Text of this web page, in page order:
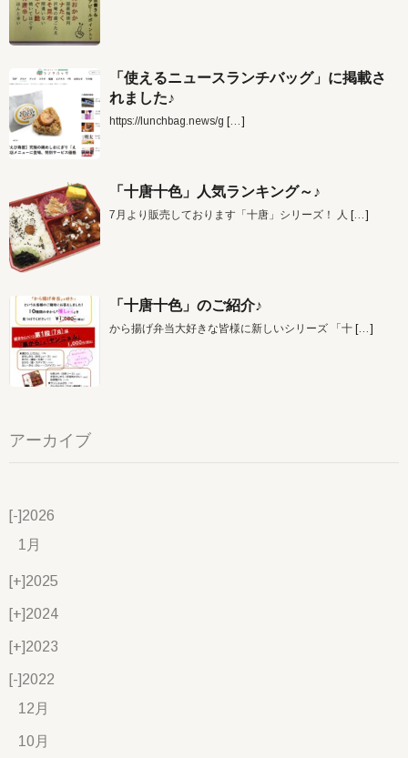
「使えるニュースランチバッグ」に掲載さ
れました♪
https://lunchbag.news/g […]
「十唐十色」人気ランキング～♪
7月より販売しております「十唐」シリーズ！ 人 […]
「十唐十色」のご紹介♪
から揚げ弁当大好きな皆様に新しいシリーズ 「十 […]
アーカイブ
[-]2026
1月
[+]2025
[+]2024
[+]2023
[-]2022
12月
10月